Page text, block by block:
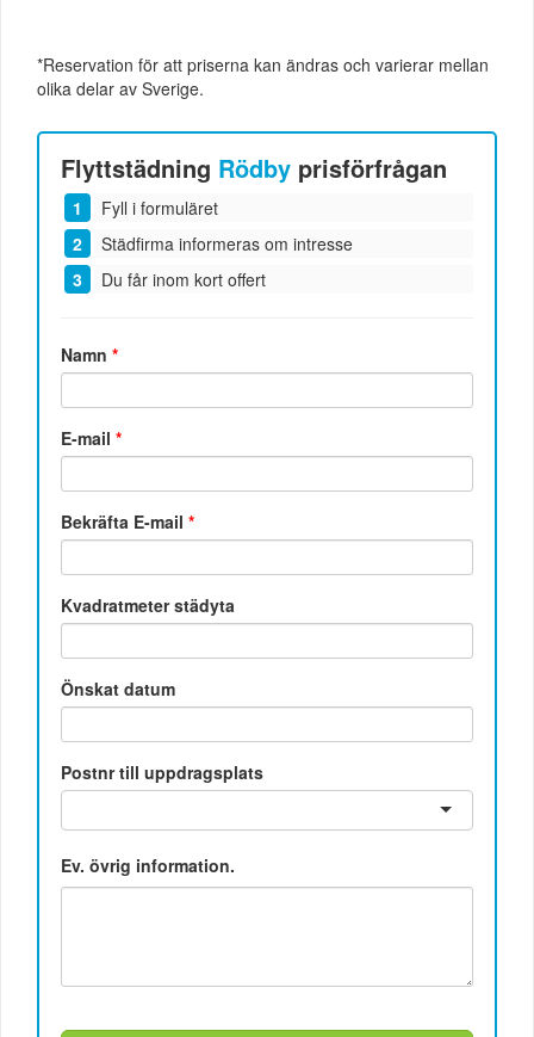
*Reservation för att priserna kan ändras och varierar mellan
olika delar av Sverige.
Flyttstädning Rödby prisförfrågan
Fyll i formuläret
Städfirma informeras om intresse
Du får inom kort offert
Namn*
E-mail*
Bekräfta E-mail*
Kvadratmeter städyta
Önskat datum
Postnr till uppdragsplats
Ev. övrig information.